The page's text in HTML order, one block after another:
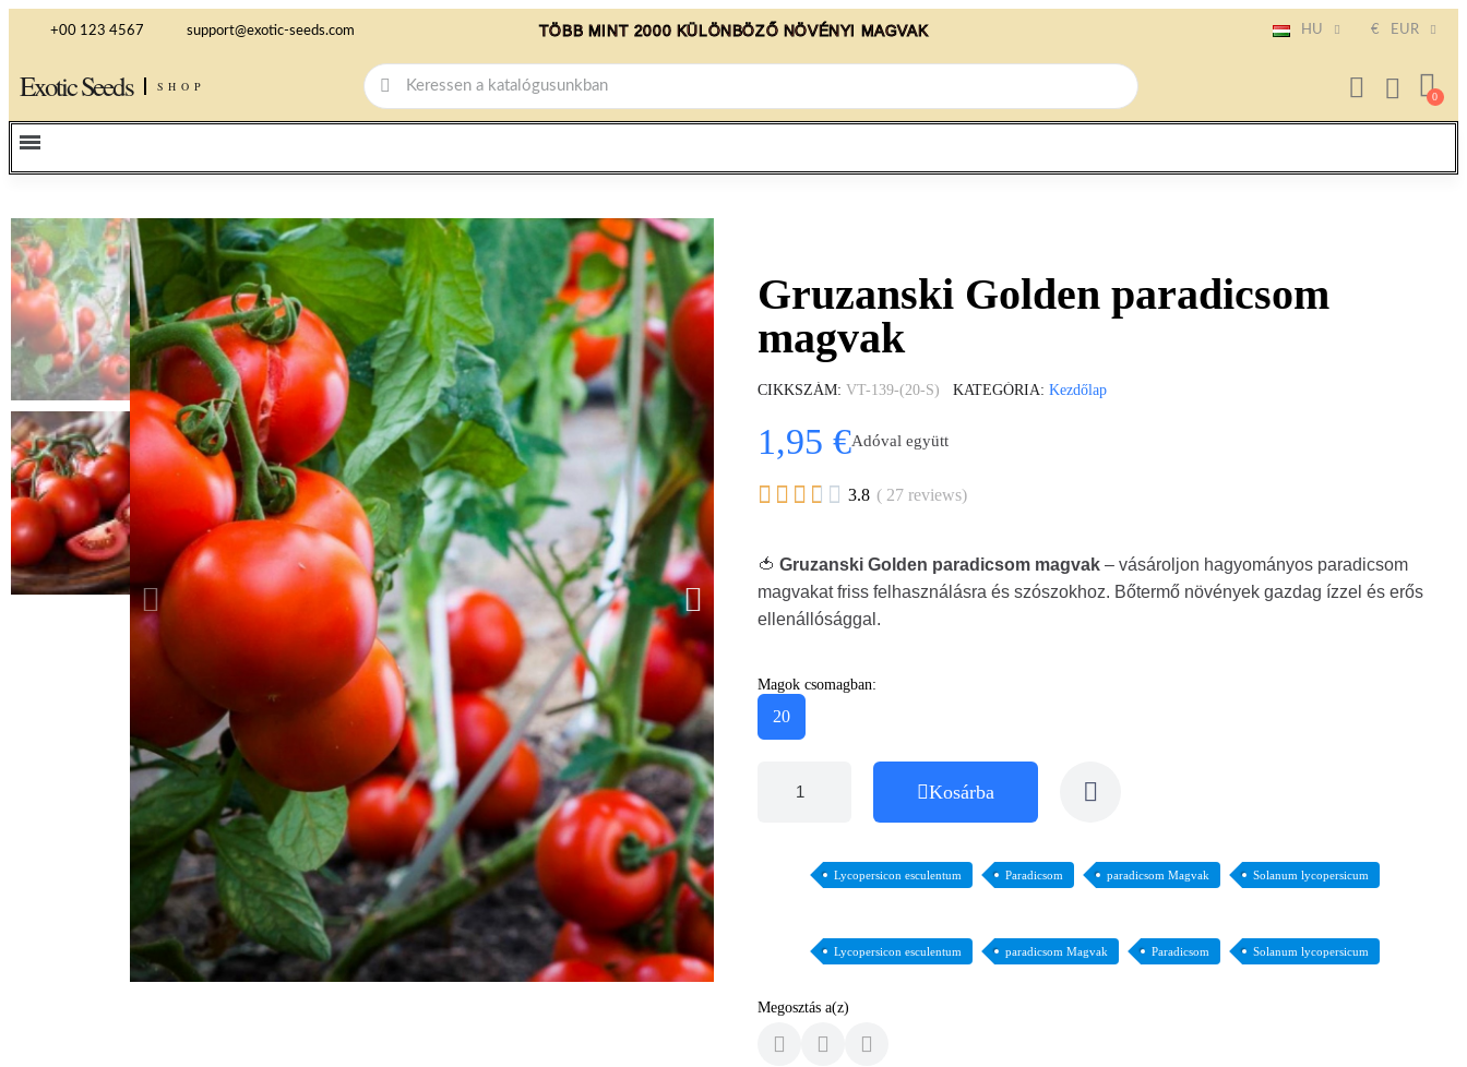
+00 123 4567 support@exotic-seeds.com TÖBB MINT 2000 KÜLÖNBÖZŐ NÖVÉNYI MAGVAK HU € EUR
Exotic Seeds SHOP
Gruzanski Golden paradicsom
magvak
CIKKSZÁM VT-139-(20-S) KATEGÓRIA Kezdőlap
1,95 €Adóval együtt
     3.8 ( 27 reviews)
🍅 Gruzanski Golden paradicsom magvak – vásároljon hagyományos paradicsom
magvakat friss felhasználásra és szószokhoz. Bőtermő növények gazdag ízzel és erős
ellenállósággal.
Magok csomagban:
20
Kosárba
Lycopersicon esculentum Paradicsom paradicsom Magvak Solanum lycopersicum
Lycopersicon esculentum paradicsom Magvak Paradicsom Solanum lycopersicum
Megosztás a(z)